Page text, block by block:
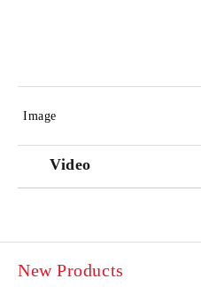
Image
Video
New Products